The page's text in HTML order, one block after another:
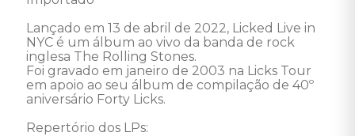
Lançado em 13 de abril de 2022, Licked Live in
NYC é um álbum ao vivo da banda de rock
inglesa The Rolling Stones.
Foi gravado em janeiro de 2003 na Licks Tour
em apoio ao seu álbum de compilação de 40º
aniversário Forty Licks.
Repertório dos LPs: